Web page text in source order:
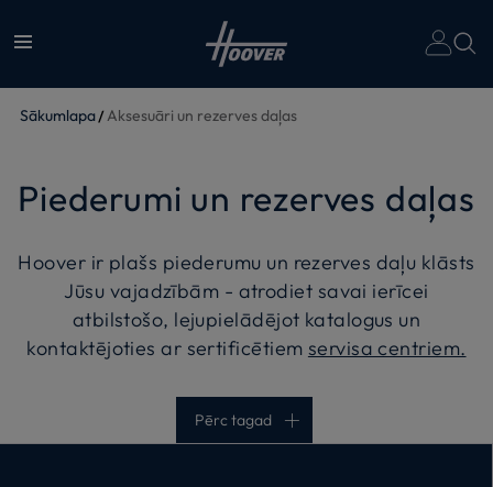
Sākumlapa Aksesuāri un rezerves daļas
Piederumi un rezerves daļas
Hoover ir plašs piederumu un rezerves daļu klāsts
Jūsu vajadzībām - atrodiet savai ierīcei
atbilstošo, lejupielādējot katalogus un
kontaktējoties ar sertificētiem servisa centriem.
Pērc tagad